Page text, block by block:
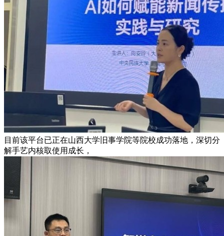
目前该平台已正在山西大学旧事学院等院校成功落地，深切分
解手艺内核取使用成长，